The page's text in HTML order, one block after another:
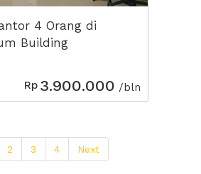
4 Orang di
Building
Rp 3.900.000 /bln
2 3 4 Next